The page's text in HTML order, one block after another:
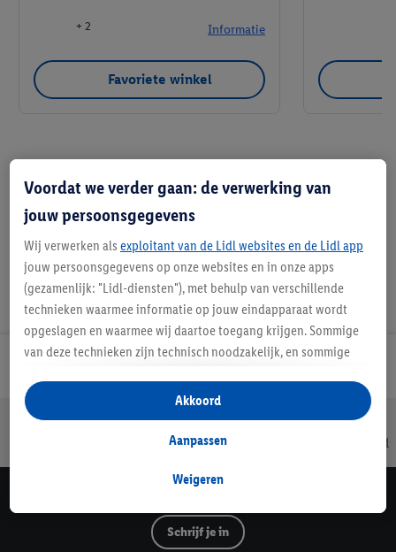
+ 2 Informatie
Favoriete winkel
Favoriete winkel
Jouw voordelen bij ons als Lidl webshop klant
Veilig winkelen 30 dagen bedenktijd
Schrijf je in
Voordat we verder gaan: de verwerking van
jouw persoonsgegevens
Wij verwerken als exploitant van de Lidl websites en de Lidl app
jouw persoonsgegevens op onze websites en in onze apps
(gezamenlijk: "Lidl-diensten"), met behulp van verschillende
technieken waarmee informatie op jouw eindapparaat wordt
opgeslagen en waarmee wij daartoe toegang krijgen. Sommige
van deze technieken zijn technisch noodzakelijk, en sommige
opslaan van voorkeursinstellingen, het verzamelen en
analyseren van statistieken of voor het tonen van
gepersonaliseerde reclame binnen en buiten de Lidl-diensten.
gegevens over jouw aankoopgedrag in de winkel ook voor de
Als je hier toestemming geeft aan ons voor het personaliseren
van reclame en als je vervolgens een Lidl Plus-account
Weigeren
Aanpassen
Akkoord